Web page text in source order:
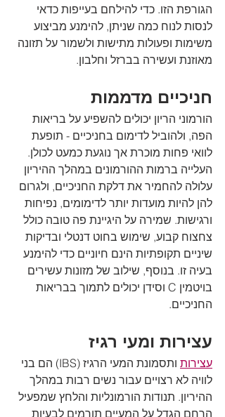
הגורפת הזו. כדי להילחם בעייפות כדאי
לנסות לנוח כמה שניתן, להימנע מביצוע
משימות ופעולות מתישות ולשמור על תזונה
מאוזנת ועשירה בברזל וחלבון.
חניכיים מדממות
הורמוני הריון יכולים להשפיע על בריאות
הפה, ולהוביל לדימום בחניכיים - תופעת
לוואי פחות מוכרת אך נוגעת כמעט לכולן.
העלייה ברמות ההורמונים במהלך ההיריון
עלולה להחמיר את דלקת החניכיים, ולגרום
להן להיות מועדות יותר לדימומים, נפיחות
ורגישות. שמירה על היגיינת פה טובה כולל
צחצוח קבוע, שימוש בחוט דנטלי ובדיקות
שיניים תקופתיות הינם חיוניים כדי להימנע
בעיה זו. בנוסף, שילוב של מזונות עשירים
בויטמין C וסידן יכולים לתמוך בבריאות
החניכיים.
עצירות ומעי רגיז
עצירות
ותסמונת המעי הרגיז (IBS) הם בני
לוויה לא רצויים עבור נשים רבות במהלך
ההיריון. תנודות הורמונליות והלחץ שמפעיל
הרחם הגדל על המעיים תורמים לבעיות